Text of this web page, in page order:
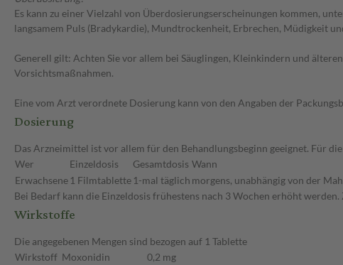
Es kann zu einer Vielzahl von Überdosierungserscheinungen kommen,
langsamem Puls (Bradykardie), Mundtrockenheit, Erbrechen, Müdigkeit
Generell gilt: Achten Sie vor allem bei Säuglingen, Kleinkindern und
Vorsichtsmaßnahmen.
Eine vom Arzt verordnete Dosierung kann von den Angaben der
Dosierung
Das Arzneimittel ist vor allem für den Behandlungsbeginn geeignet. Für
Wer
Einzeldosis Gesamtdosis Wann
Erwachsene 1 Filmtablette 1-mal täglich morgens, unabhängig von der
Bei Bedarf kann die Einzeldosis frühestens nach 3 Wochen erhöht
Wirkstoffe
Die angegebenen Mengen sind bezogen auf 1 Tablette
Wirkstoff Moxonidin
0,2 mg